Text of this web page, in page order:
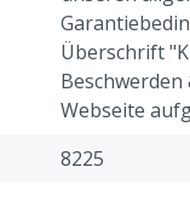
Überschrift
Beschwerden
Webseite
8225